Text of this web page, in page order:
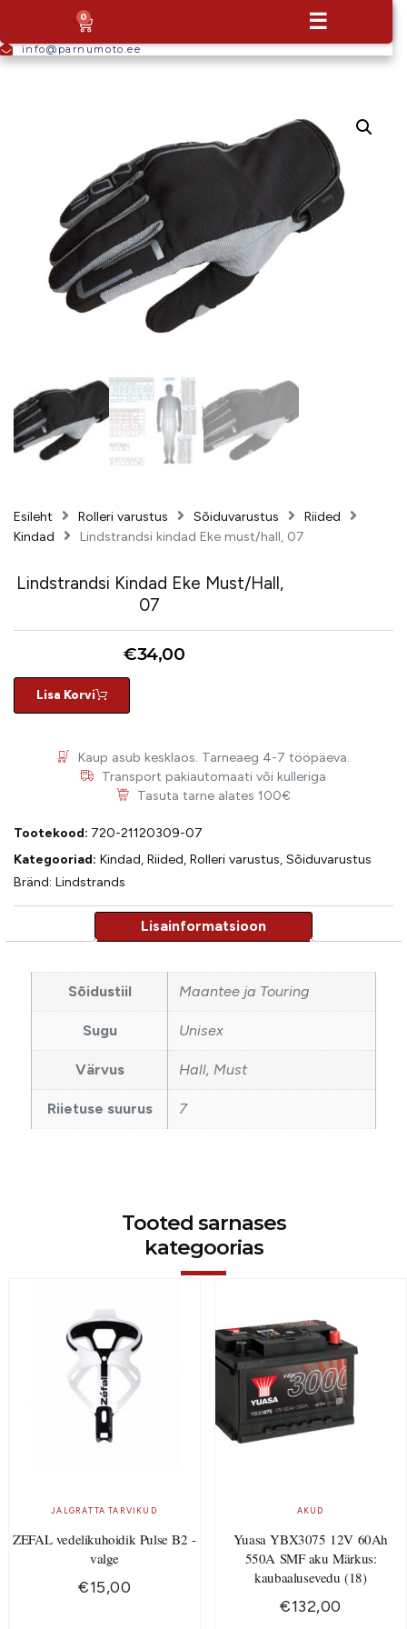
info@parnumoto.ee
0 ☰
Esileht Rolleri varustus Sõiduvarustus
Riided
Kindad
Lindstrandsi kindad Eke must/hall, 07
Lindstrandsi Kindad Eke Must/hall,
07
€34,00
Lisa Korvi
Kaup asub kesklaos. Tarneaeg 4-7 tööpäeva.
Transport pakiautomaati või kulleriga
Tasuta tarne alates 100€
Tootekood: 720-21120309-07
Kategooriad: Kindad, Riided, Rolleri varustus, Sõiduvarustus
Bränd: Lindstrands
Sõidustiil Maantee ja Touring
Sugu Unisex
Värvus Hall, Must
Riietuse suurus 7
Tooted sarnases
kategoorias
JALGRATTA TARVIKUD
ZEFAL vedelikuhoidik Pulse B2 -
valge
€15,00
AKUD
Yuasa YBX3075 12V 60Ah
550A SMF aku Märkus:
kaubaalusevedu (18)
€132,00